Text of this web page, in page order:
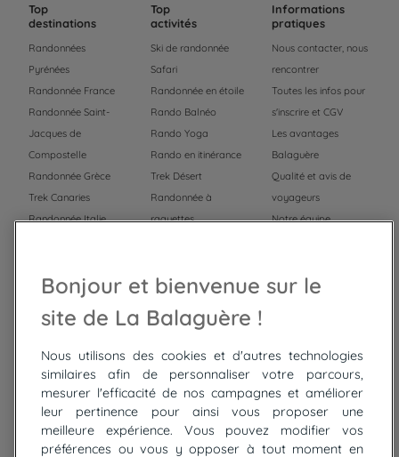
Top
destinations
Randonnées
Pyrénées
Randonnée France
Randonnée Saint-
Jacques de
Compostelle
Randonnée Grèce
Trek Canaries
Randonnée Italie
Trek Mauritanie
Top
activités
Ski de randonnée
Safari
Randonnée en étoile
Rando Balnéo
Rando Yoga
Rando en itinérance
Trek Désert
Randonnée à
raquettes
Trek
Informations
pratiques
Nous contacter, nous
rencontrer
Toutes les infos pour
s'inscrire et CGV
Les avantages
Balaguère
Qualité et avis de
voyageurs
Notre équipe
Top
circuits
Tour du lac de Constance à vélo
Cyclades : Amorgos et Naxos
Randonnée aux Bardenas Reales
Bonjour et bienvenue sur le
site de La Balaguère !
Nous utilisons des cookies et d'autres technologies
similaires afin de personnaliser votre parcours,
mesurer l'efficacité de nos campagnes et améliorer
leur pertinence pour ainsi vous proposer une
meilleure expérience. Vous pouvez modifier vos
préférences ou vous y opposer à tout moment en